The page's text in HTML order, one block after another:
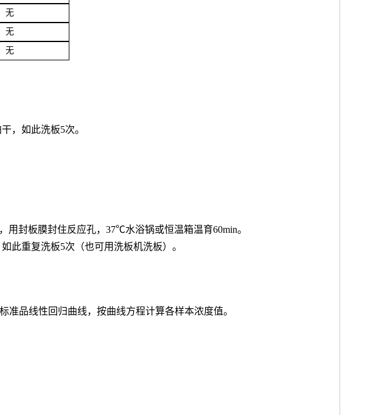
无
无
无
，如此洗板5次。
用封板膜封住反应孔，37℃水浴锅或恒温箱温育60min。
此重复洗板5次（也可用洗板机洗板）。
品线性回归曲线，按曲线方程计算各样本浓度值。